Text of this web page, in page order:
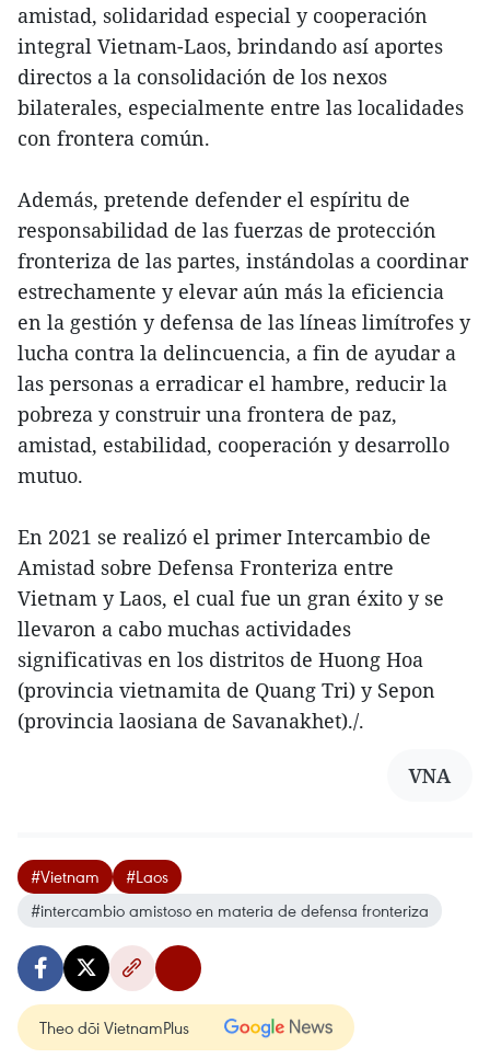
amistad, solidaridad especial y cooperación
integral Vietnam-Laos, brindando así aportes
directos a la consolidación de los nexos
bilaterales, especialmente entre las localidades
con frontera común.
Además, pretende defender el espíritu de
responsabilidad de las fuerzas de protección
fronteriza de las partes, instándolas a coordinar
estrechamente y elevar aún más la eficiencia
en la gestión y defensa de las líneas limítrofes y
lucha contra la delincuencia, a fin de ayudar a
las personas a erradicar el hambre, reducir la
pobreza y construir una frontera de paz,
amistad, estabilidad, cooperación y desarrollo
mutuo.
En 2021 se realizó el primer Intercambio de
Amistad sobre Defensa Fronteriza entre
Vietnam y Laos, el cual fue un gran éxito y se
llevaron a cabo muchas actividades
significativas en los distritos de Huong Hoa
(provincia vietnamita de Quang Tri) y Sepon
(provincia laosiana de Savanakhet)./.
VNA
#Vietnam
#Laos
#intercambio amistoso en materia de defensa fronteriza
Theo dõi VietnamPlus